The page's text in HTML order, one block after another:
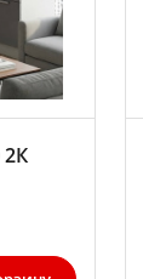
2К